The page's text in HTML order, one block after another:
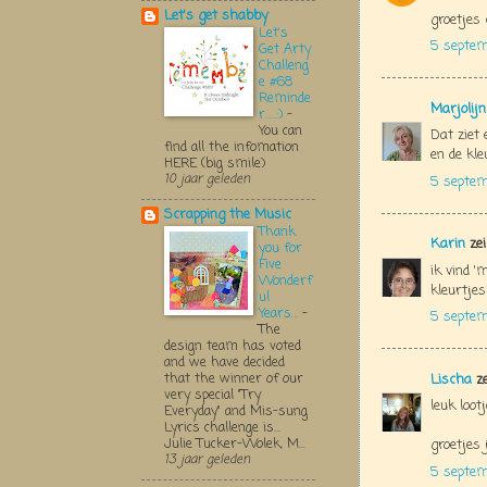
groetjes
5
Dat ziet
en de
5
Karin zei
ik vind
5
Lischa
leuk
groetjes
5
Let's get shabby
Let's
Get Arty
Challeng
e #68
Reminde
r.....:) -
You can
find all the infomation
HERE (big smile)
10 jaar geleden
Scrapping the Music
Thank
you for
Five
Wonderf
ul
Years... -
The
design team has voted
and we have decided
that the winner of our
very special "Try
Everyday" and Mis-sung
Lyrics challenge is...
Julie Tucker-Wolek, M...
13 jaar geleden